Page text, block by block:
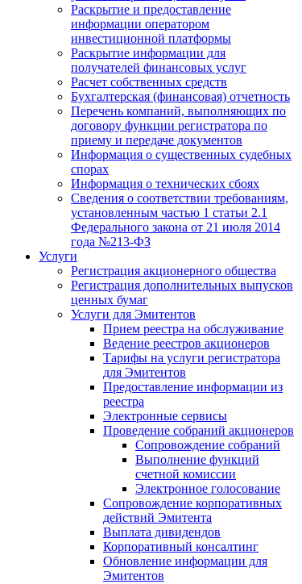
Раскрытие и предоставление
информации оператором
инвестиционной платформы
Раскрытие информации для
получателей финансовых услуг
Расчет собственных средств
Бухгалтерская (финансовая) отчетность
Перечень компаний, выполняющих по
договору функции регистратора по
приему и передаче документов
Информация о существенных судебных
спорах
Информация о технических сбоях
Сведения о соответствии требованиям,
установленным частью 1 статьи 2.1
Федерального закона от 21 июля 2014
года №213-ФЗ
Услуги
Регистрация акционерного общества
Регистрация дополнительных выпусков
ценных бумаг
Услуги для Эмитентов
Прием реестра на обслуживание
Ведение реестров акционеров
Тарифы на услуги регистратора
для Эмитентов
Предоставление информации из
реестра
Электронные сервисы
Проведение собраний акционеров
Сопровождение собраний
Выполнение функций
счетной комиссии
Электронное голосование
Сопровождение корпоративных
действий Эмитента
Выплата дивидендов
Корпоративный консалтинг
Обновление информации для
Эмитентов